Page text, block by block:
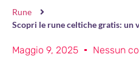
Rune
Scopri le rune celtiche gratis: un
Maggio 9, 2025 Nessun